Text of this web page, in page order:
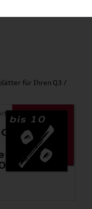
für Ihren Q3 /
bis 10
(F3)